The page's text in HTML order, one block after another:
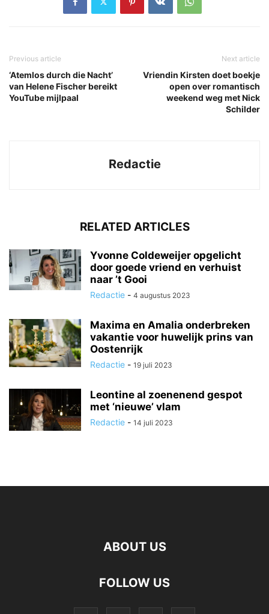
Previous article
‘Atemlos durch die Nacht’
van Helene Fischer bereikt
YouTube mijlpaal
Next article
Vriendin Kirsten doet boekje
open over romantisch
weekend weg met Nick
Schilder
Redactie
RELATED ARTICLES
Yvonne Coldeweijer opgelicht
door goede vriend en verhuist
naar ’t Gooi
Redactie - 4 augustus 2023
Maxima en Amalia onderbreken
vakantie voor huwelijk prins van
Oostenrijk
Redactie - 19 juli 2023
Leontine al zoenenend gespot
met ‘nieuwe’ vlam
Redactie - 14 juli 2023
ABOUT US
FOLLOW US